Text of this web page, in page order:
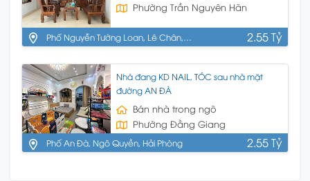
Phường Trần Nguyên Hãn
Phố Nguyễn Tường Loan, Lê Chân,
2.55 Tỷ
Nhà đang KD NAIL, TÓC sau nhà mặt
đường AN ĐÀ
Bán nhà trong ngõ
Phường Đằng Giang
Phố An Đà, Ngô Quyền, Hải Phòng
2.55 Tỷ